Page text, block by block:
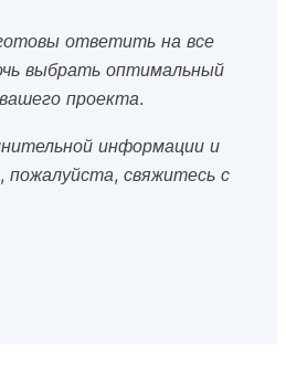
ответить на все
выбрать оптимальный
проекта.
информации и
пожалуйста, свяжитесь с